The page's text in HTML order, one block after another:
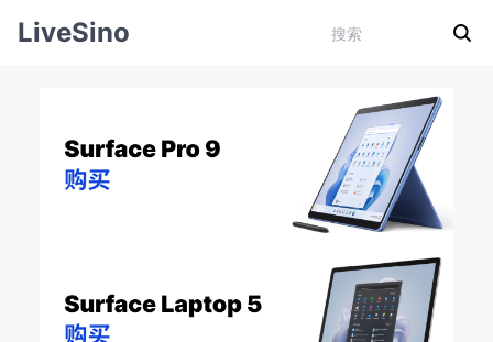
LiveSino